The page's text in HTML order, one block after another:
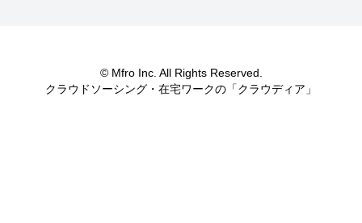
© Mfro Inc. All Rights Reserved.
クラウドソーシング・在宅ワークの「クラウディア」